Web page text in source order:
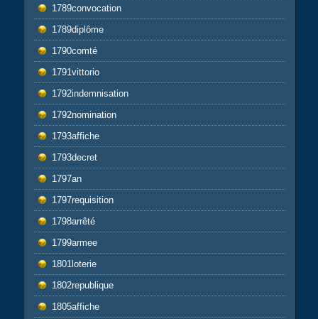
1789convocation
1789diplôme
1790comté
1791vittorio
1792indemnisation
1792nomination
1793affiche
1793decret
1797an
1797requisition
1798arrêté
1799armee
1801loterie
1802republique
1805affiche